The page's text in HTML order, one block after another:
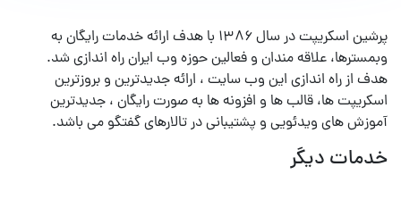
پرشین اسکریپت در سال ۱۳۸۶ با هدف ارائه خدمات رایگان به
وبمسترها، علاقه مندان و فعالین حوزه وب ایران راه اندازی شد.
هدف از راه اندازی این وب سایت ، ارائه جدیدترین و بروزترین
اسکریپت ها، قالب ها و افزونه ها به صورت رایگان ، جدیدترین
آموزش های ویدئویی و پشتیبانی در تالارهای گفتگو می باشد.
خدمات دیگر